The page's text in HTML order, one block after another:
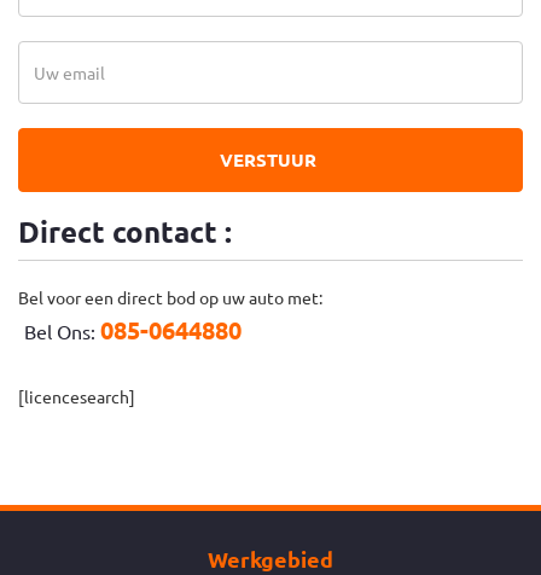
VERSTUUR
Direct contact :
Bel voor een direct bod op uw auto met:
Bel Ons: 085-0644880
[licencesearch]
Werkgebied